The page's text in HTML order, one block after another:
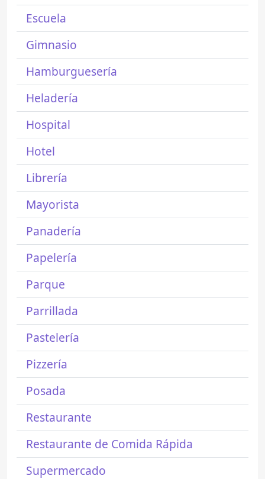
Escuela
Gimnasio
Hamburguesería
Heladería
Hospital
Hotel
Librería
Mayorista
Panadería
Papelería
Parque
Parrillada
Pastelería
Pizzería
Posada
Restaurante
Restaurante de Comida Rápida
Supermercado